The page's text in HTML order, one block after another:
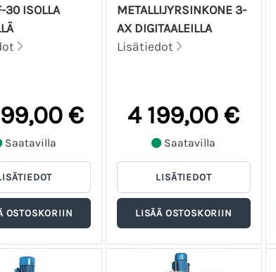
30 ISOLLA
€
Saatavilla
METALLIJYRSINKONE 3-
AX DIGITAALEILLA
Lisätiedot
4 199,00 €
Saatavilla